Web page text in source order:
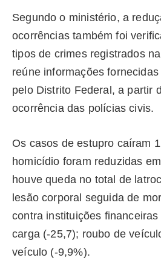
Segundo o ministério, a
ocorrências também foi
tipos de crimes registrados
reúne informações
pelo Distrito Federal, a partir
ocorrência das polícias civis.
Os casos de estupro caíram
homicídio foram reduzidas
houve queda no total de
lesão corporal seguida de
contra instituições
carga (-25,7); roubo de
veículo (-9,9%).